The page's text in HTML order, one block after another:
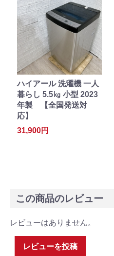
ハイアール 洗濯機 一人
暮らし 5.5㎏ 小型 2023
年製 【全国発送対
応】
31,900円
この商品のレビュー
レビューはありません。
レビューを投稿